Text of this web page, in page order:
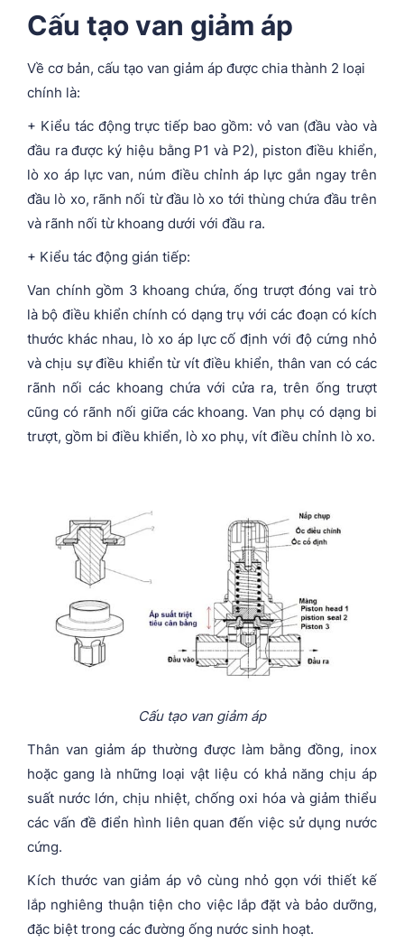
Cấu tạo van giảm áp
Về cơ bản, cấu tạo van giảm áp được chia thành 2 loại
chính là:
+ Kiểu tác động trực tiếp bao gồm: vỏ van (đầu vào và
đầu ra được ký hiệu bằng P1 và P2), piston điều khiển,
lò xo áp lực van, núm điều chỉnh áp lực gắn ngay trên
đầu lò xo, rãnh nối từ đầu lò xo tới thùng chứa đầu trên
và rãnh nối từ khoang dưới với đầu ra.
+ Kiểu tác động gián tiếp:
Van chính gồm 3 khoang chứa, ống trượt đóng vai trò
là bộ điều khiển chính có dạng trụ với các đoạn có kích
thước khác nhau, lò xo áp lực cố định với độ cứng nhỏ
và chịu sự điều khiển từ vít điều khiển, thân van có các
rãnh nối các khoang chứa với cửa ra, trên ống trượt
cũng có rãnh nối giữa các khoang. Van phụ có dạng bi
trượt, gồm bi điều khiển, lò xo phụ, vít điều chỉnh lò xo.
Cấu tạo van giảm áp
Thân van giảm áp thường được làm bằng đồng, inox
hoặc gang là những loại vật liệu có khả năng chịu áp
suất nước lớn, chịu nhiệt, chống oxi hóa và giảm thiểu
các vấn đề điển hình liên quan đến việc sử dụng nước
cứng.
Kích thước van giảm áp vô cùng nhỏ gọn với thiết kế
lắp nghiêng thuận tiện cho việc lắp đặt và bảo dưỡng,
đặc biệt trong các đường ống nước sinh hoạt.